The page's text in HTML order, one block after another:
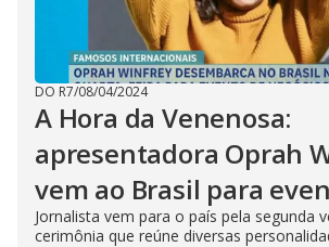
DO R7/08/04/2024
A Hora da Venenosa:
apresentadora Oprah
vem ao Brasil para
Jornalista vem para o país pela segunda
cerimônia que reúne diversas